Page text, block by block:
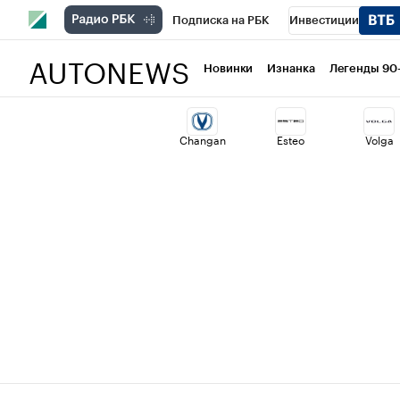
Подписка на РБК Инвестиции
Национальные проекты Город
Кредитные рейтинги Франшизы
AUTONEWS Новинки Изнанка Легенды
Changan Esteo Volga